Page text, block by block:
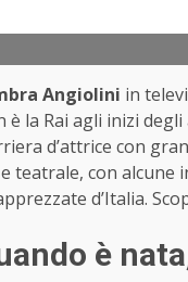
Angiolini in
la Rai agli inizi
d’attrice con
teatrale, con
d’Italia.
è